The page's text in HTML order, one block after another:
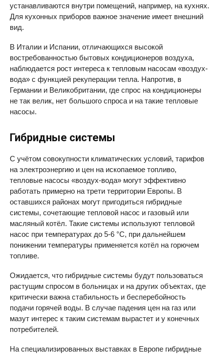
устанавливаются внутри помещений, например, на кухнях.
Для кухонных приборов важное значение имеет внешний
вид.
В Италии и Испании, отличающихся высокой
востребованностью бытовых кондиционеров воздуха,
наблюдается рост интереса к тепловым насосам «воздух-
вода» с функцией рекуперации тепла. Напротив, в
Германии и Великобритании, где спрос на кондиционеры
не так велик, нет большого спроса и на такие тепловые
насосы.
Гибридные системы
С учётом совокупности климатических условий, тарифов
на электроэнергию и цен на ископаемое топливо,
тепловые насосы «воздух-вода» могут эффективно
работать примерно на трети территории Европы. В
оставшихся районах могут пригодиться гибридные
системы, сочетающие тепловой насос и газовый или
масляный котёл. Такие системы используют тепловой
насос при температурах до 5-6 °С, при дальнейшем
понижении температуры применяется котёл на горючем
топливе.
Ожидается, что гибридные системы будут пользоваться
растущим спросом в больницах и на других объектах, где
критически важна стабильность и бесперебойность
подачи горячей воды. В случае падения цен на газ или
мазут интерес к таким системам вырастет и у конечных
потребителей.
На специализированных выставках в Европе гибридные